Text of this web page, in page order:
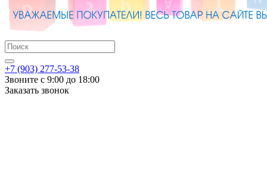
+7 (903) 277-53-38
Звоните с 9:00 до 18:00
Заказать звонок